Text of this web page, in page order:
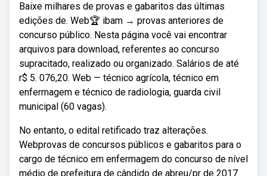
Baixe milhares de provas e gabaritos das últimas
edições de. Web🏆 ibam → provas anteriores de
concurso público. Nesta página você vai encontrar
arquivos para download, referentes ao concurso
supracitado, realizado ou organizado. Salários de até
r$ 5. 076,20. Web — técnico agrícola, técnico em
enfermagem e técnico de radiologia, guarda civil
municipal (60 vagas).
No entanto, o edital retificado traz alterações.
Webprovas de concursos públicos e gabaritos para o
cargo de técnico em enfermagem do concurso de nível
médio de prefeitura de cândido de abreu/pr de 2017